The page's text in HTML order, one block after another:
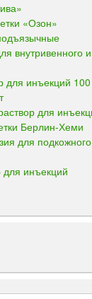
«Озон»
внутривенного
инъекций
для
Берлин-Хеми
для
инъекций